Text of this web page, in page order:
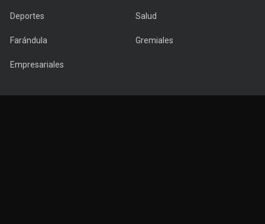
Deportes Salud
Farándula Gremiales
Empresariales